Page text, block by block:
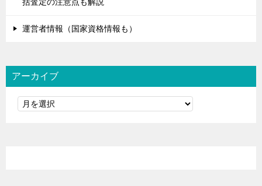
括査定の注意点も解説
運営者情報（国家資格情報も）
アーカイブ